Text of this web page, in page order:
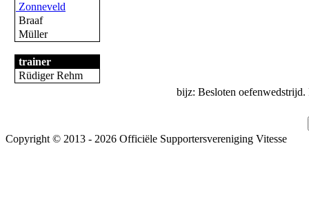
Zonneveld
Braaf
Müller
trainer
Rüdiger Rehm
bijz: Besloten
Copyright © 2013 - 2026 Officiële Supportersvereniging Vitesse